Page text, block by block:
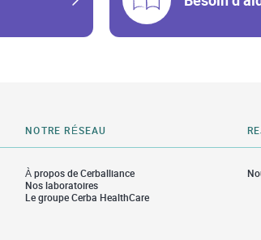
NOTRE RÉSEAU
À propos de Cerballiance
Nos laboratoires
Le groupe Cerba HealthCare